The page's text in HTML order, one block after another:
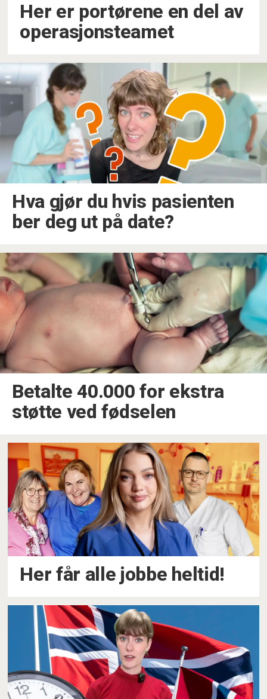
Her er portørene en del av
operasjonsteamet
Hva gjør du hvis pasienten
ber deg ut på date?
Betalte 40.000 for ekstra
støtte ved fødselen
Her får alle jobbe heltid!